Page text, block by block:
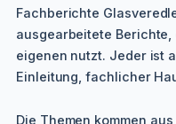
Fachberichte
ausgearbeitete
eigenen nutzt. Jeder ist
Einleitung, fachlicher
Die Themen kommen